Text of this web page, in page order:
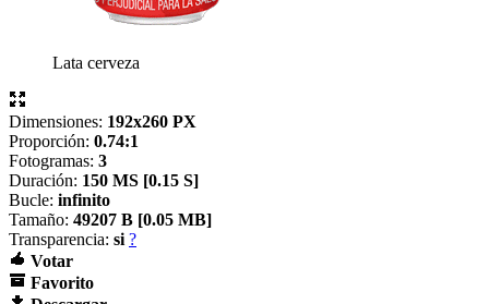
Lata cerveza
Dimensiones: 192x260 PX
Proporción: 0.74:1
Fotogramas: 3
Duración: 150 MS [0.15 S]
Bucle: infinito
Tamaño: 49207 B [0.05 MB]
Transparencia: si ?
Votar
Favorito